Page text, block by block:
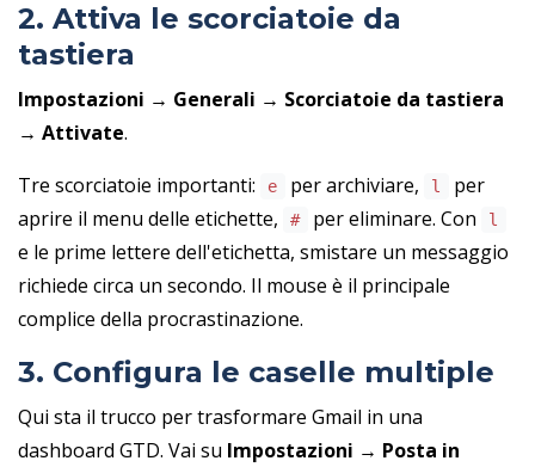
2. Attiva le scorciatoie da
tastiera
Impostazioni → Generali → Scorciatoie da tastiera
→ Attivate.
Tre scorciatoie importanti:
e per archiviare, l
per
aprire il menu delle etichette,
# per eliminare. Con l
e le prime lettere dell'etichetta, smistare un messaggio
richiede circa un secondo. Il mouse è il principale
complice della procrastinazione.
3. Configura le caselle multiple
Qui sta il trucco per trasformare Gmail in una
dashboard GTD. Vai su Impostazioni → Posta in